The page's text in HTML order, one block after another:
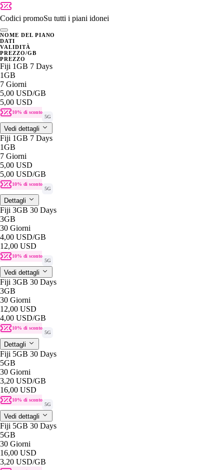
Codici promoSu tutti i piani idonei
NOME DEL PIANO
DATI
VALIDITÀ
PREZZO/GB
PREZZO
Fiji 1GB 7 Days
1GB
7 Giorni
5,00 USD/GB
5,00 USD
10% di sconto
5G
Vedi dettagli
Fiji 1GB 7 Days
1GB
7 Giorni
5,00 USD
5,00 USD/GB
10% di sconto
5G
Dettagli
Fiji 3GB 30 Days
3GB
30 Giorni
4,00 USD/GB
12,00 USD
10% di sconto
5G
Vedi dettagli
Fiji 3GB 30 Days
3GB
30 Giorni
12,00 USD
4,00 USD/GB
10% di sconto
5G
Dettagli
Fiji 5GB 30 Days
5GB
30 Giorni
3,20 USD/GB
16,00 USD
10% di sconto
5G
Vedi dettagli
Fiji 5GB 30 Days
5GB
30 Giorni
16,00 USD
3,20 USD/GB